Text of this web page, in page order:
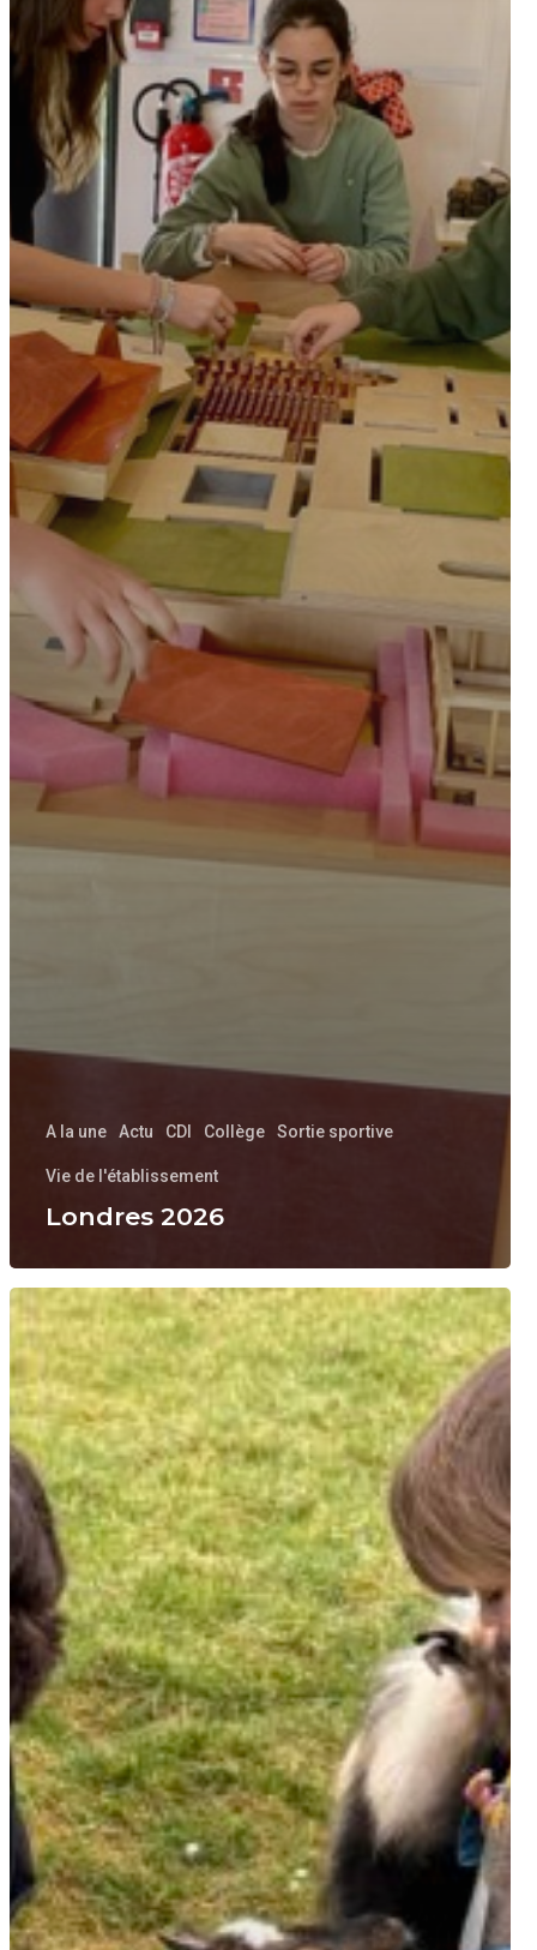
A la une Actu CDI Collège Sortie sportive
Vie de l'établissement
Londres 2026
Moyennes
Sections
Ferme
du
Monde
de
Carentoir